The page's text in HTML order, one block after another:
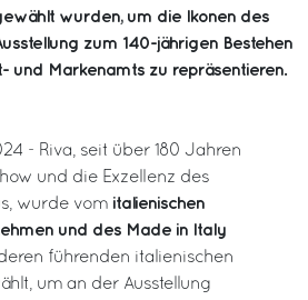
wurden, um die Ikonen des
zum 140-jährigen Bestehen
und Markenamts zu repräsentieren.
- Riva, seit über 180 Jahren
und die Exzellenz des
wurde vom italienischen
und des Made in Italy
führenden italienischen
um an der Ausstellung